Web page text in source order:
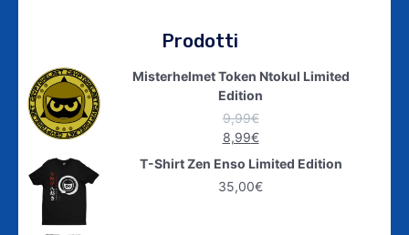
Prodotti
Misterhelmet Token Ntokul Limited
Edition
9,99€
8,99€
T-Shirt Zen Enso Limited Edition
35,00€